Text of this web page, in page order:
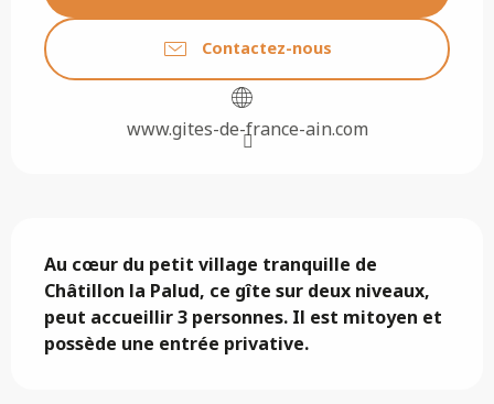
Contactez-nous
www.gites-de-france-ain.com
Au cœur du petit village tranquille de
Châtillon la Palud, ce gîte sur deux niveaux,
peut accueillir 3 personnes. Il est mitoyen et
possède une entrée privative.